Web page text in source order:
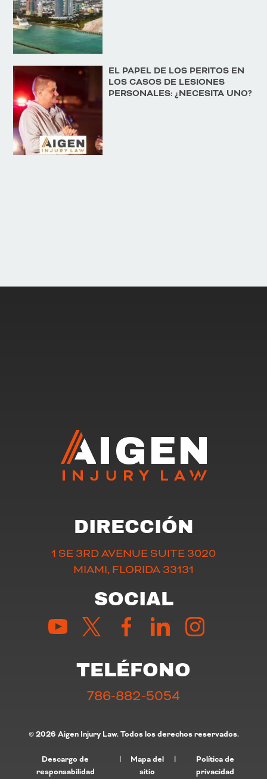
EL PAPEL DE LOS PERITOS EN
LOS CASOS DE LESIONES
PERSONALES: ¿NECESITA UNO?
DIRECCIÓN
1 SE 3RD AVENUE SUITE 3020
MIAMI, FLORIDA 33131
SOCIAL
TELÉFONO
786-882-5054
© 2026 Aigen Injury Law. Todos los derechos reservados.
Descargo de
responsabilidad
Mapa del
sitio
Política de
privacidad